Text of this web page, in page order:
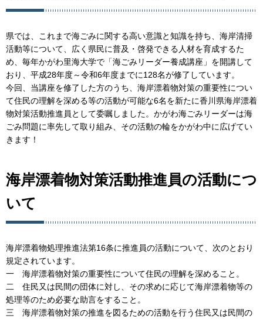
県では、これまで海ごみに関する高い意識と知識を持ち、海岸清掃
活動等について、広く県民に普及・啓発できる人材を育成するた
め、毎年かがわ里海大学で「海ごみリーダー養成講座」を開講して
おり、平成28年度～令和6年度までに128名が修了しています。
今回、当講座を修了した方のうち、海岸漂着物対策の重要性につい
て住民の理解を深める等の活動が可能な6名を新たに香川県海岸漂着
物対策活動推進員として委嘱しました。かがわ海ごみリーダーは海
ごみ問題に率先して取り組み、その活動の輪をかがわ中に広げてい
きます！
海岸漂着物対策活動推進員の活動につ
いて
海岸漂着物処理推進法第16条に推進員の活動について、次のとおり
規定されています。
一 海岸漂着物対策の重要性について住民の理解を深めること。
二 住民又は民間の団体に対し、その求めに応じて海岸漂着物等の
処理等のため必要な助言をすること。
三 海岸漂着物対策の推進を図るための活動を行う住民又は民間の